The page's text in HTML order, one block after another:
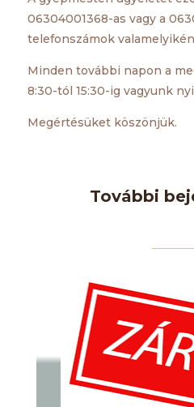
06304001368-as vagy a
telefonszámok
Minden további napon a
8:30-tól 15:30-ig vagyunk
Megértésüket köszönjük.
További